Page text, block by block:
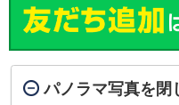
パノラマ写真を閉